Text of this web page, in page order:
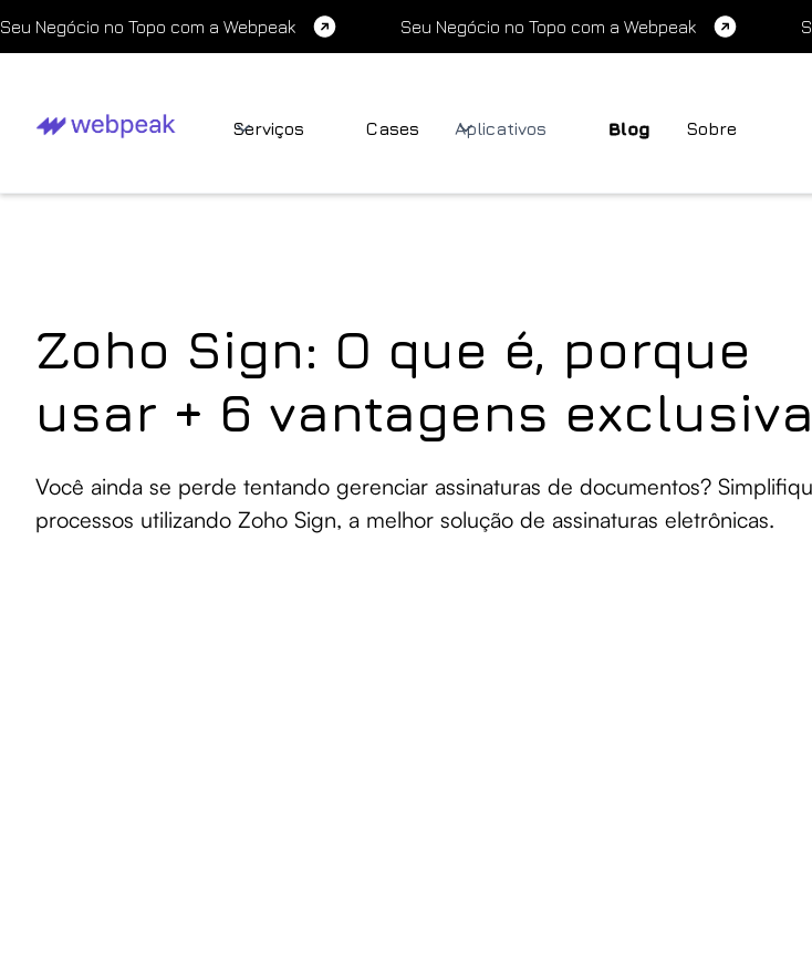
Seu Negócio no Topo com a Webpeak Seu Negócio no Topo com a Webpeak
Serviços Cases Aplicativos Blog Sobre
Zoho Sign: O que é, porque
usar + 6 vantagens
Você ainda se perde tentando gerenciar assinaturas de documentos?
processos utilizando Zoho Sign, a melhor solução de assinaturas eletrônicas.